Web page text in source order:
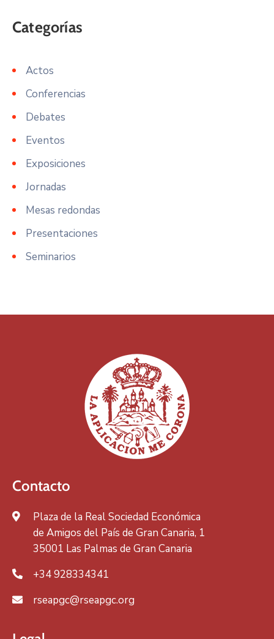
Actos
Conferencias
Debates
Eventos
Exposiciones
Jornadas
Mesas redondas
Presentaciones
Seminarios
Contacto
Plaza de la Real Sociedad Económica
de Amigos del País de Gran Canaria, 1
35001 Las Palmas de Gran Canaria
+34 928334341
rseapgc@rseapgc.org